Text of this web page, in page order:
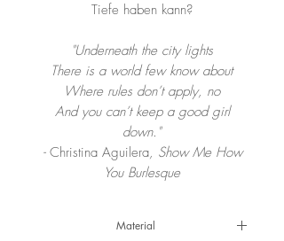
Tiefe haben kann?
"Underneath the city lights
There is a world few know about
Where rules don’t apply, no
And you can’t keep a good girl
down."
- Christina Aguilera, Show Me How
You Burlesque
Material